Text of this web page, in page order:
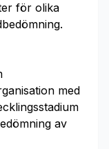
för olika
med
av